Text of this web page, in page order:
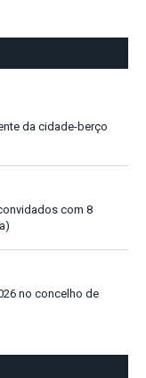
da cidade-berço
com 8
no concelho de